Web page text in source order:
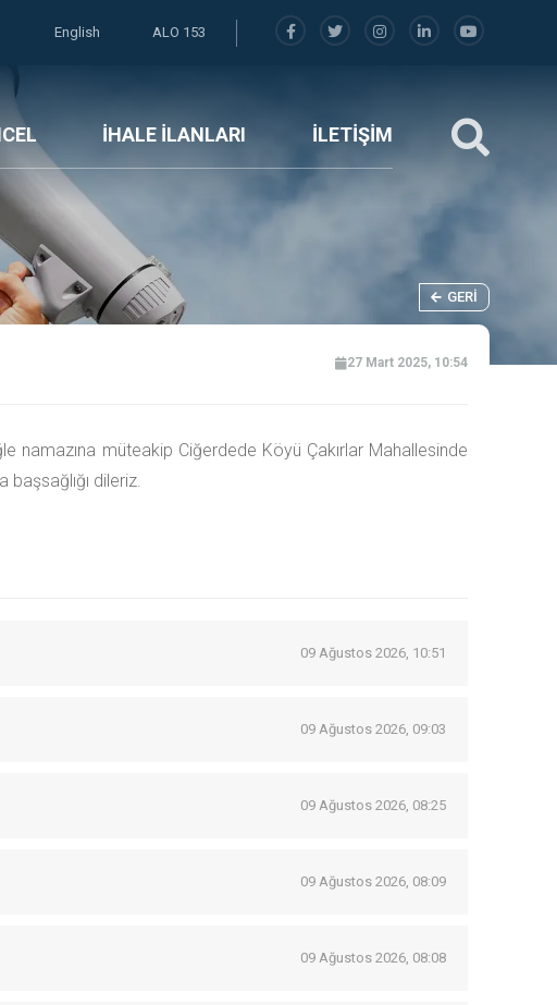
English ALO 153
İHALE İLANLARI İLETİŞİM
GERI
27 Mart 2025, 10:54
namazına müteakip Ciğerdede Köyü Çakırlar Mahallesinde
dileriz.
09 Ağustos 2026, 10:51
09 Ağustos 2026, 09:03
09 Ağustos 2026, 08:25
09 Ağustos 2026, 08:09
09 Ağustos 2026, 08:08